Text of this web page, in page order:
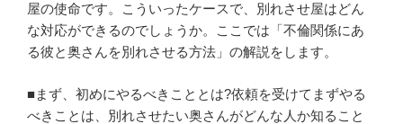
屋の使命です。こういったケースで、別れさせ屋はどん
な対応ができるのでしょうか。ここでは「不倫関係にあ
る彼と奥さんを別れさせる方法」の解説をします。
■まず、初めにやるべきこととは?依頼を受けてまずやる
べきことは、別れさせたい奥さんがどんな人か知ること